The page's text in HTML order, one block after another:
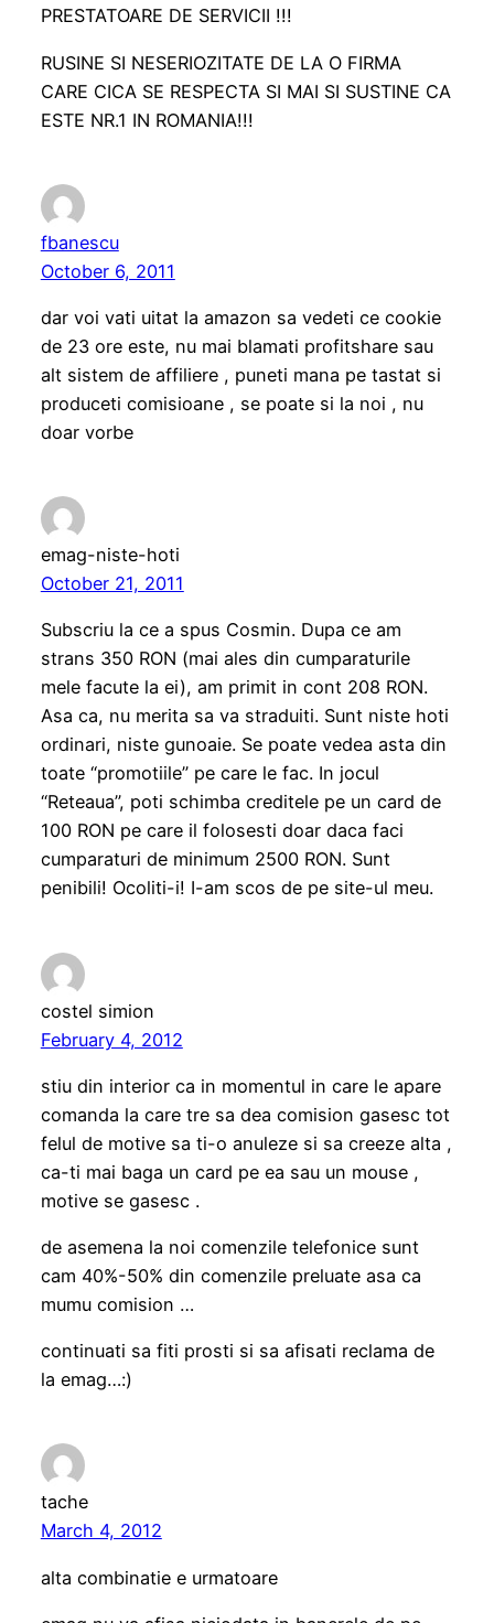
PRESTATOARE DE SERVICII !!!
RUSINE SI NESERIOZITATE DE LA O FIRMA
CARE CICA SE RESPECTA SI MAI SI SUSTINE CA
ESTE NR.1 IN ROMANIA!!!
fbanescu
October 6, 2011
dar voi vati uitat la amazon sa vedeti ce cookie
de 23 ore este, nu mai blamati profitshare sau
alt sistem de affiliere , puneti mana pe tastat si
produceti comisioane , se poate si la noi , nu
doar vorbe
emag-niste-hoti
October 21, 2011
Subscriu la ce a spus Cosmin. Dupa ce am
strans 350 RON (mai ales din cumparaturile
mele facute la ei), am primit in cont 208 RON.
Asa ca, nu merita sa va straduiti. Sunt niste hoti
ordinari, niste gunoaie. Se poate vedea asta din
toate “promotiile” pe care le fac. In jocul
“Reteaua”, poti schimba creditele pe un card de
100 RON pe care il folosesti doar daca faci
cumparaturi de minimum 2500 RON. Sunt
penibili! Ocoliti-i! I-am scos de pe site-ul meu.
costel simion
February 4, 2012
stiu din interior ca in momentul in care le apare
comanda la care tre sa dea comision gasesc tot
felul de motive sa ti-o anuleze si sa creeze alta ,
ca-ti mai baga un card pe ea sau un mouse ,
motive se gasesc .
de asemena la noi comenzile telefonice sunt
cam 40%-50% din comenzile preluate asa ca
mumu comision …
continuati sa fiti prosti si sa afisati reclama de
la emag…:)
tache
March 4, 2012
alta combinatie e urmatoare